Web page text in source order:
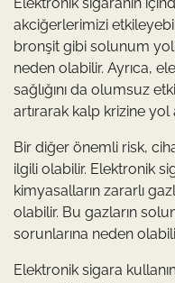
akciğerlerimizi
bronşit gibi solunum
neden olabilir. Ayrıca,
sağlığını da olumsuz
artırarak kalp krizine yol
Bir diğer önemli risk,
ilgili olabilir. Elektronik
kimyasalların zararlı
olabilir. Bu gazların
sorunlarına neden
Elektronik sigara